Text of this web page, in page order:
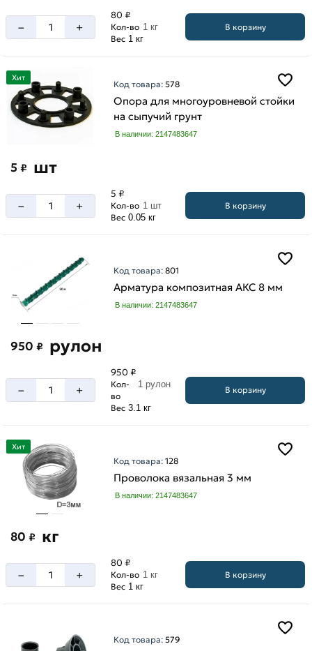
– +
80 ₽
Кол-во 1 кг
Вес 1 кг
В корзину
Хит
Код товара:578
Опора для многоуровневой стойки
на сыпучий грунт
В наличии: 2147483647
5 ₽ шт
– +
5 ₽
Кол-во 1 шт
Вес 0.05 кг
В корзину
Код товара:801
Арматура композитная АКС 8 мм
В наличии: 2147483647
950 ₽ рулон
– +
950 ₽
Кол-
во
1 рулон
Вес 3.1 кг
В корзину
Хит
Код товара:128
Проволока вязальная 3 мм
В наличии: 2147483647
80 ₽ кг
– +
80 ₽
Кол-во 1 кг
Вес 1 кг
В корзину
Код товара:579